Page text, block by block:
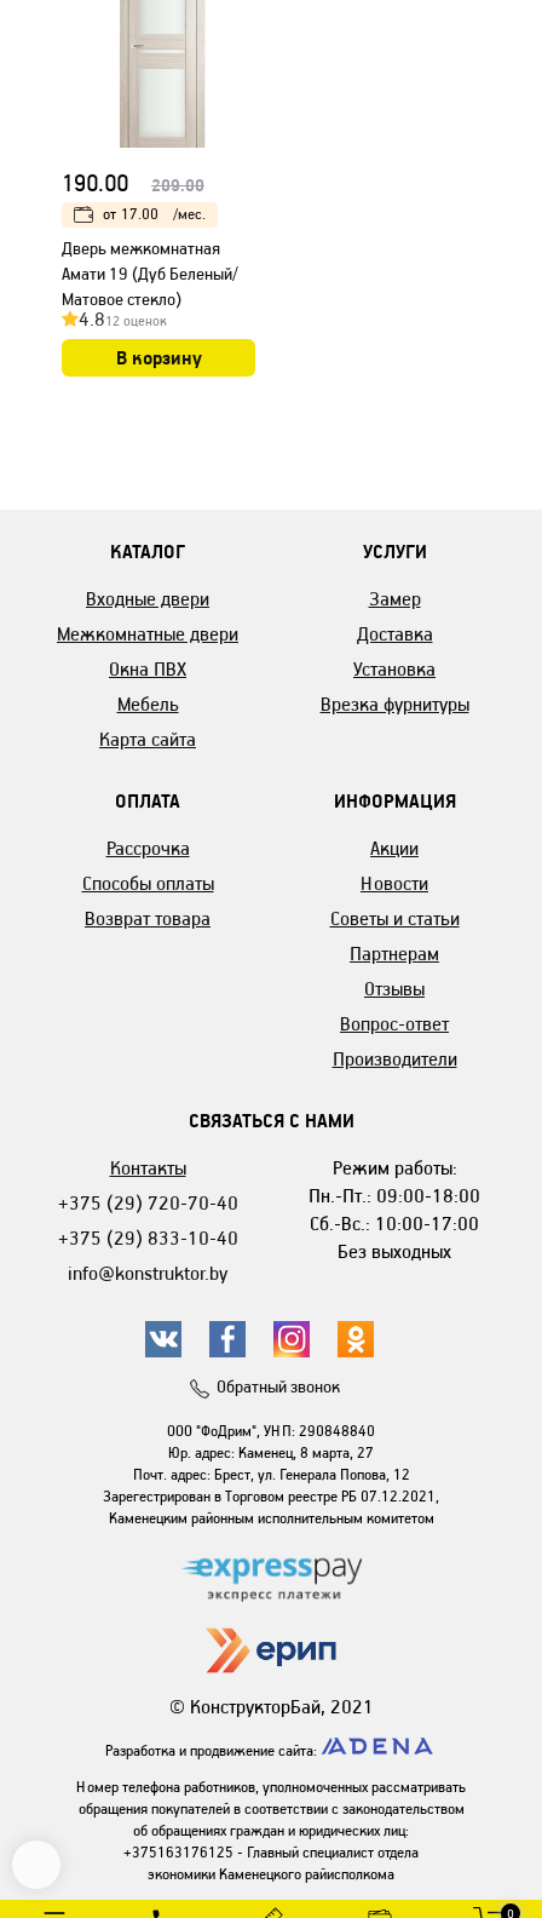
0
190.00 209.00
от 17.00 /мес.
Дверь межкомнатная
Амати 19 (Дуб Беленый/
Матовое стекло)
4.812 оценок
В корзину
КАТАЛОГ
Входные двери
Межкомнатные двери
Окна ПВХ
Мебель
Карта сайта
УСЛУГИ
Замер
Доставка
Установка
Врезка фурнитуры
ОПЛАТА
Рассрочка
Способы оплаты
Возврат товара
ИНФОРМАЦИЯ
Акции
Новости
Советы и статьи
Партнерам
Отзывы
Вопрос-ответ
Производители
СВЯЗАТЬСЯ С НАМИ
Контакты
+375 (29) 720-70-40
+375 (29) 833-10-40
info@konstruktor.by
Режим работы:
Пн.-Пт.: 09:00-18:00
Сб.-Вс.: 10:00-17:00
Без выходных
Обратный звонок
ООО "ФоДрим", УНП: 290848840
Юр. адрес: Каменец, 8 марта, 27
Почт. адрес: Брест, ул. Генерала Попова, 12
Зарегестрирован в Торговом реестре РБ 07.12.2021,
Каменецким районным исполнительным комитетом
© КонструкторБай, 2021
Разработка и продвижение сайта:
Номер телефона работников, уполномоченных рассматривать
обращения покупателей в соответствии с законодательством
об обращениях граждан и юридических лиц:
+375163176125 - Главный специалист отдела
экономики Каменецкого райисполкома